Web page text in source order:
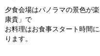
夕食会場はパノラマの景色が
康貴」で
お料理はお食事スタート時間
ります。